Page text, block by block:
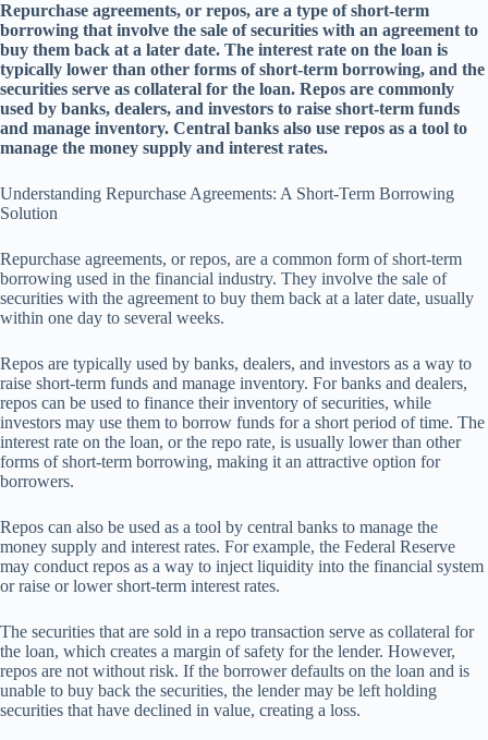
Repurchase agreements, or repos, are a type of short-term
borrowing that involve the sale of securities with an agreement to
buy them back at a later date. The interest rate on the loan is
typically lower than other forms of short-term borrowing, and the
securities serve as collateral for the loan. Repos are commonly
used by banks, dealers, and investors to raise short-term funds
and manage inventory. Central banks also use repos as a tool to
manage the money supply and interest rates.
Understanding Repurchase Agreements: A Short-Term Borrowing
Solution
Repurchase agreements, or repos, are a common form of short-term
borrowing used in the financial industry. They involve the sale of
securities with the agreement to buy them back at a later date, usually
within one day to several weeks.
Repos are typically used by banks, dealers, and investors as a way to
raise short-term funds and manage inventory. For banks and dealers,
repos can be used to finance their inventory of securities, while
investors may use them to borrow funds for a short period of time. The
interest rate on the loan, or the repo rate, is usually lower than other
forms of short-term borrowing, making it an attractive option for
borrowers.
Repos can also be used as a tool by central banks to manage the
money supply and interest rates. For example, the Federal Reserve
may conduct repos as a way to inject liquidity into the financial system
or raise or lower short-term interest rates.
The securities that are sold in a repo transaction serve as collateral for
the loan, which creates a margin of safety for the lender. However,
repos are not without risk. If the borrower defaults on the loan and is
unable to buy back the securities, the lender may be left holding
securities that have declined in value, creating a loss.